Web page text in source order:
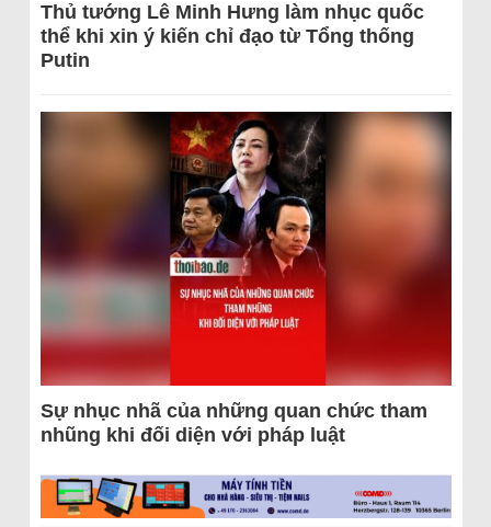
Thủ tướng Lê Minh Hưng làm nhục quốc
thể khi xin ý kiến chỉ đạo từ Tổng thống
Putin
Sự nhục nhã của những quan chức tham
nhũng khi đối diện với pháp luật